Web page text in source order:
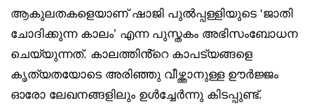
ആകുലതകളെയാണ് ഷാജി പുൽപ്പള്ളിയുടെ ‘ജാതി
ചോദിക്കുന്ന കാലം’ എന്ന പുസ്തകം അഭിസംബോധന
ചെയ്യുന്നത്. കാലത്തിൻ്റെ കാപട്യങ്ങളെ
കൃത്യതയോടെ അരിഞ്ഞു വീഴ്ത്താനുള്ള ഊർജ്ജം
ഓരോ ലേഖനങ്ങളിലും ഉൾച്ചേർന്നു കിടപ്പുണ്ട്.